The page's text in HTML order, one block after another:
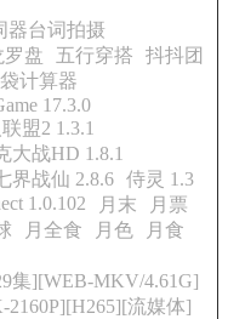
器台词拍摄
罗盘 五行穿搭
抖抖团
计算器
17.3.0
盟2 1.3.1
大战HD 1.8.1
界战仙 2.8.6 侍灵 1.3
1.0.102 月末
月票
月全食 月色
月食
集][WEB-MKV/4.61G]
流媒体]